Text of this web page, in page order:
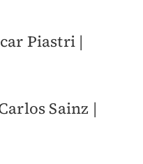
Piastri |
Sainz |